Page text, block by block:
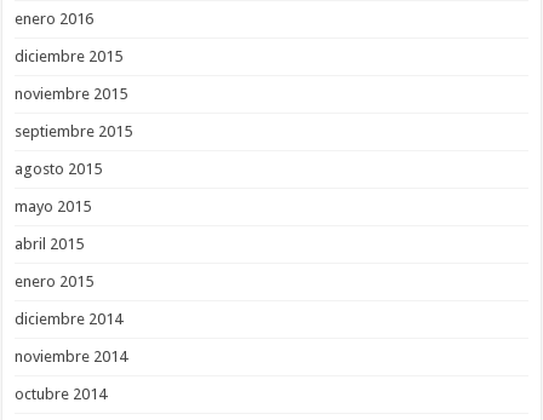
enero 2016
diciembre 2015
noviembre 2015
septiembre 2015
agosto 2015
mayo 2015
abril 2015
enero 2015
diciembre 2014
noviembre 2014
octubre 2014